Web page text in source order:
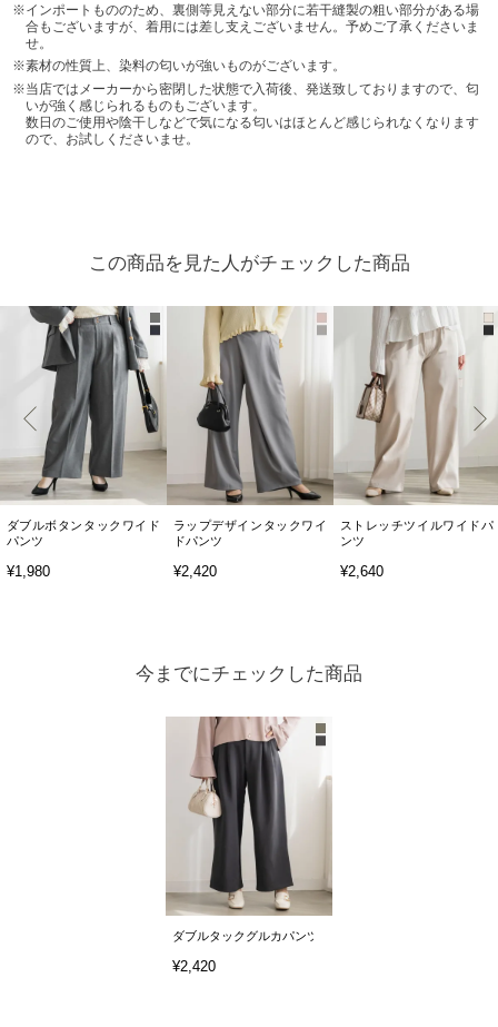
インポートもののため、裏側等見えない部分に若干縫製の粗い部分がある場
合もございますが、着用には差し支えございません。予めご了承くださいま
せ。
素材の性質上、染料の匂いが強いものがございます。
当店ではメーカーから密閉した状態で入荷後、発送致しておりますので、匂
いが強く感じられるものもございます。
数日のご使用や陰干しなどで気になる匂いはほとんど感じられなくなります
ので、お試しくださいませ。
この商品を見た人がチェックした商品
ダブルボタンタックワイド
パンツ
¥1,980
ラップデザインタックワイ
ドパンツ
¥2,420
ストレッチツイルワイドパ
ンツ
¥2,640
今までにチェックした商品
ダブルタックグルカパンツ
¥2,420